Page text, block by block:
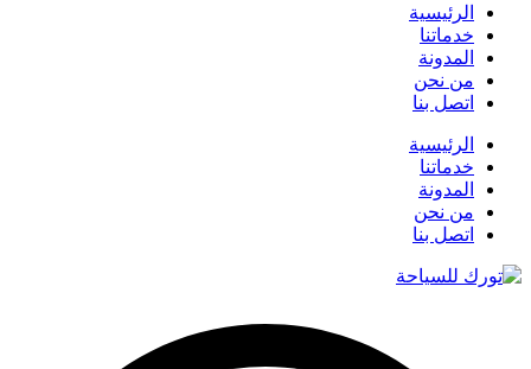
الرئيسية
خدماتنا
المدونة
من نحن
اتصل بنا
الرئيسية
خدماتنا
المدونة
من نحن
اتصل بنا